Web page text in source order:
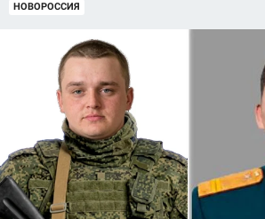
НОВОРОССИЯ